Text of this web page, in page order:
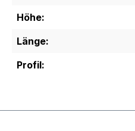
Höhe:
Länge:
Profil: